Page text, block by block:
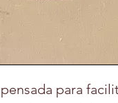
para